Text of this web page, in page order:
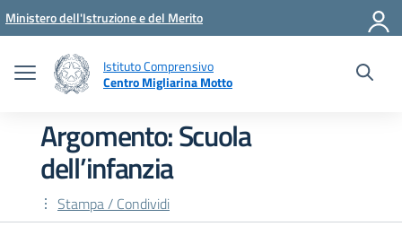
Vai ai contenuti
Vai al menu di navigazione
Vai al footer
Ministero dell'Istruzione e del Merito
Istituto Comprensivo
Centro Migliarina Motto
Argomento: Scuola
dell’infanzia
Stampa / Condividi